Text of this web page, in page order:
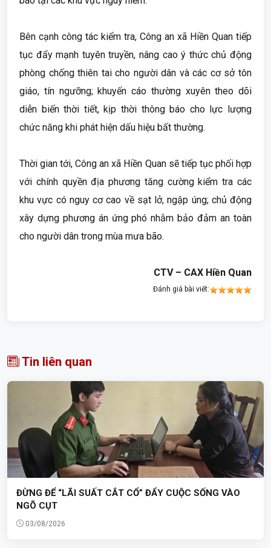
Bên cạnh công tác kiểm tra, Công an xã Hiền Quan tiếp
tục đẩy mạnh tuyên truyền, nâng cao ý thức chủ động
phòng chống thiên tai cho người dân và các cơ sở tôn
giáo, tín ngưỡng; khuyến cáo thường xuyên theo dõi
diễn biến thời tiết, kịp thời thông báo cho lực lượng
chức năng khi phát hiện dấu hiệu bất thường.
Thời gian tới, Công an xã Hiền Quan sẽ tiếp tục phối hợp
với chính quyền địa phương tăng cường kiểm tra các
khu vực có nguy cơ cao về sạt lở, ngập úng; chủ động
xây dựng phương án ứng phó nhằm bảo đảm an toàn
cho người dân trong mùa mưa bão.
CTV – CAX Hiền Quan
Đánh giá bài viết:
Tin liên quan
ĐỪNG ĐỂ “LÃI SUẤT CẮT CỔ” ĐẨY CUỘC SỐNG VÀO
NGÕ CỤT
03/08/2026